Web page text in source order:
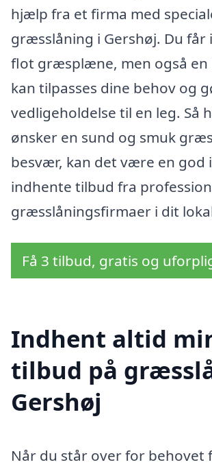
hjælp fra et firma med
græsslåning i Gershøj. Du får
flot græsplæne, men også en
kan tilpasses dine behov og
vedligeholdelse til en leg. Så
ønsker en sund og smuk
besvær, kan det være en god
indhente tilbud fra
græsslåningsfirmaer i dit
Få 3 tilbud, gratis og
Indhent altid
tilbud på
Gershøj
Når du står over for behovet